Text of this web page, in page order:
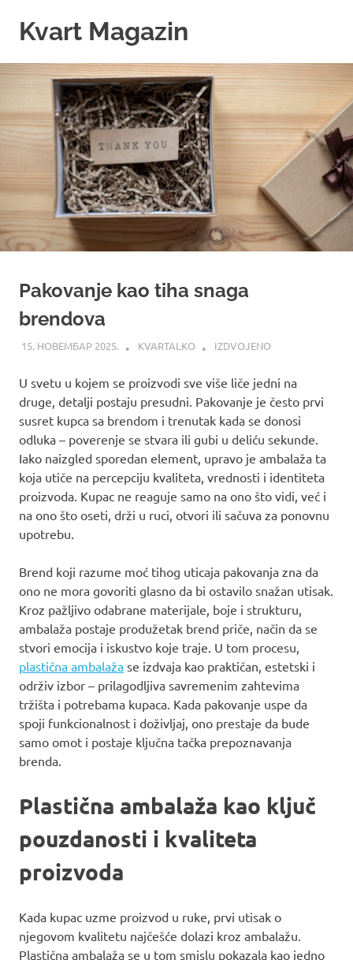
Kvart Magazin
click
Pakovanje kao tiha snaga
brendova
15. НОВЕМБАР 2025. KVARTALKO IZDVOJENO
U svetu u kojem se proizvodi sve više liče jedni na
druge, detalji postaju presudni. Pakovanje je često prvi
susret kupca sa brendom i trenutak kada se donosi
odluka – poverenje se stvara ili gubi u deliću sekunde.
Iako naizgled sporedan element, upravo je ambalaža ta
koja utiče na percepciju kvaliteta, vrednosti i identiteta
proizvoda. Kupac ne reaguje samo na ono što vidi, već i
na ono što oseti, drži u ruci, otvori ili sačuva za ponovnu
upotrebu.
Brend koji razume moć tihog uticaja pakovanja zna da
ono ne mora govoriti glasno da bi ostavilo snažan utisak.
Kroz pažljivo odabrane materijale, boje i strukturu,
ambalaža postaje produžetak brend priče, način da se
stvori emocija i iskustvo koje traje. U tom procesu,
plastična ambalaža se izdvaja kao praktičan, estetski i
održiv izbor – prilagodljiva savremenim zahtevima
tržišta i potrebama kupaca. Kada pakovanje uspe da
spoji funkcionalnost i doživljaj, ono prestaje da bude
samo omot i postaje ključna tačka prepoznavanja
brenda.
Plastična ambalaža kao ključ
pouzdanosti i kvaliteta
proizvoda
Kada kupac uzme proizvod u ruke, prvi utisak o
njegovom kvalitetu najčešće dolazi kroz ambalažu.
Plastična ambalaža se u tom smislu pokazala kao jedno